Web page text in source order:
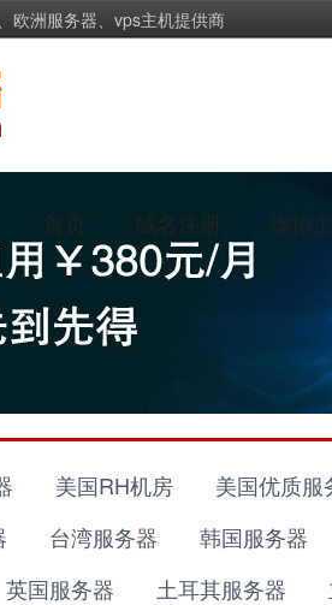
欧洲服务器、vps主机提供商
首页 域名注册 虚拟
美国RH机房 美国优质服
台湾服务器 韩国服务器
英国服务器 土耳其服务器